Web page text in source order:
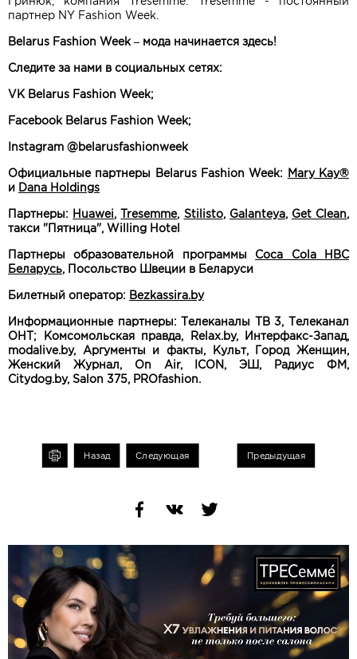
партнер NY Fashion Week.
Belarus Fashion Week – мода начинается здесь!
Следите за нами в социальных сетях:
VK Belarus Fashion Week;
Facebook Belarus Fashion Week;
Instagram @belarusfashionweek
Официальные партнеры Belarus Fashion Week:
Mary Kay®
и Dana Holdings
Партнеры: Huawei,Tresemme, Stilisto, Galanteya, Get Clean,
такси "Пятница", Willing Hotel
Партнеры образовательной программы Coca Cola HBC
Беларусь, Посольство Швеции в Беларуси
Билетный оператор: Bezkassira.by
Информационные партнеры: Телеканалы ТВ 3, Телеканал
ОНТ; Комсомольская правда, Relax.by, Интерфакс-Запад,
modalive.by, Аргументы и факты, Культ, Город Женщин,
Женский Журнал, On Air, ICON, ЭШ, Радиус ФМ,
Citydog.by, Salon 375, PROfashion.
Назад Следующая Предыдущая